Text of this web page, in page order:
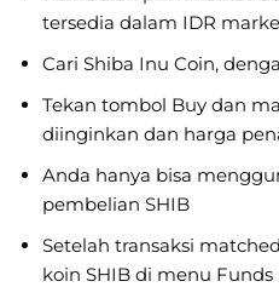
tersedia dalam IDR
Cari Shiba Inu Coin,
Tekan tombol Buy dan
diinginkan dan harga
Anda hanya bisa
pembelian SHIB
Setelah transaksi
koin SHIB di menu Funds